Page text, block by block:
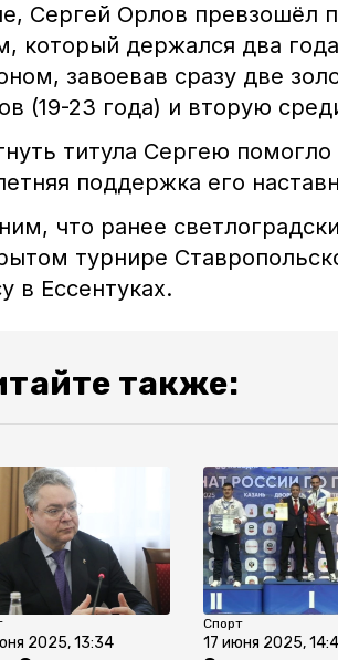
Сергей Орлов превзошёл
который держался два
завоевав сразу две
(19-23 года) и вторую
титула Сергею
поддержка его
что ранее
турнире
в Ессентуках.
также:
2025, 13:34
Спорт
17 июня 2025,